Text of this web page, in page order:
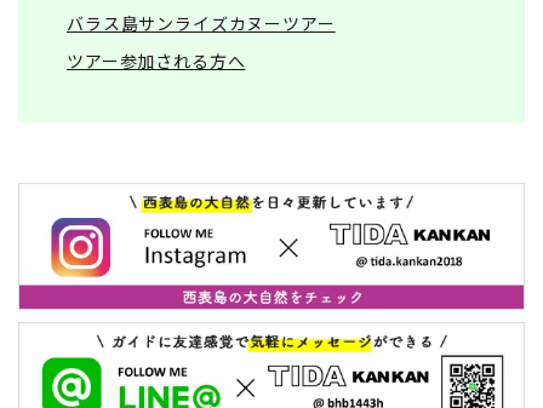
バラス島サンライズカヌーツアー
ツアー参加される方へ